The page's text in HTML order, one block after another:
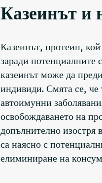
Казеинът и
Казеинът, протеин,
заради потенциалните
казеинът може да
индивиди. Смята се, че
автоимунни
освобождаването на
допълнително изостря
са наясно с
елиминиране на